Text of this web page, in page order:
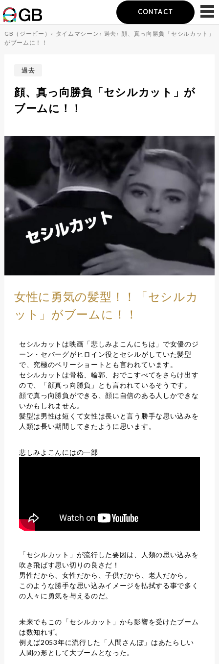
CONTACT
GB（ジービー） ‹ タイムマシーン ‹ 過去‹ 顔、真っ向勝負「セシルカット」
がブームに！！
過去
顔、真っ向勝負「セシルカット」が
ブームに！！
女性に勇気の髪型！！「セシルカ
ット」がブームに！！
セシルカットは映画「悲しみよこんにちは」で女優のジ
ーン・セバーグがヒロイン役とセシルがしていた髪型
で、究極のベリーショートとも言われています。
セシルカットは骨格、輪郭、おでこすべてをさらけ出す
ので、「顔真っ向勝負」とも言われているそうです。
顔で真っ向勝負ができる、顔に自信のある人しかできな
いかもしれません。
髪型は男性は短くて女性は長いと言う勝手な思い込みを
人類は長い期間してきたように思います。
悲しみよこんにはの一部
「セシルカット」が流行した要因は、人類の思い込みを
吹き飛ばす思い切りの良さだ！
男性だから、女性だから、子供だから、老人だから。
このような勝手な思い込みイメージを払拭する事で多く
の人々に勇気を与えるのだ。
未来でもこの「セシルカット」から影響を受けたブーム
は数知れず。
例えば2053年に流行した「人間さんぽ」はあたらしい
人間の形として大ブームとなった。